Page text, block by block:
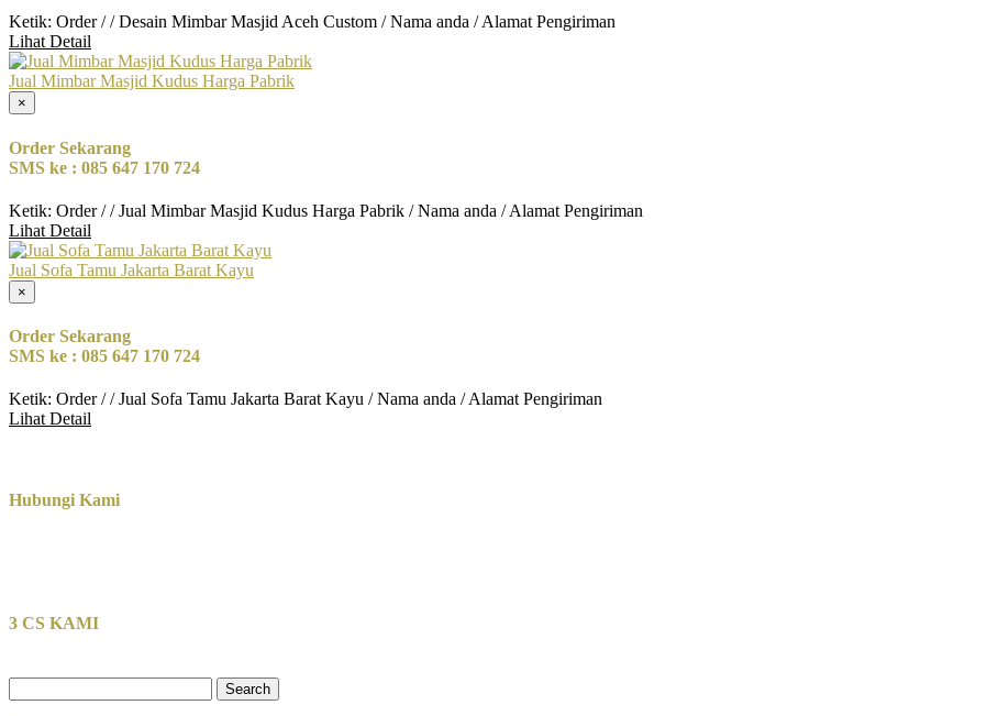
Ketik: Order / / Desain Mimbar Masjid Aceh Custom / Nama anda / Alamat Pengiriman
Lihat Detail
Jual Mimbar Masjid Kudus Harga Pabrik
×
Order Sekarang
SMS ke : 085 647 170 724
Ketik: Order / / Jual Mimbar Masjid Kudus Harga Pabrik / Nama anda / Alamat Pengiriman
Lihat Detail
Jual Sofa Tamu Jakarta Barat Kayu
×
Order Sekarang
SMS ke : 085 647 170 724
Ketik: Order / / Jual Sofa Tamu Jakarta Barat Kayu / Nama anda / Alamat Pengiriman
Lihat Detail
Hubungi Kami
3 CS KAMI
for: